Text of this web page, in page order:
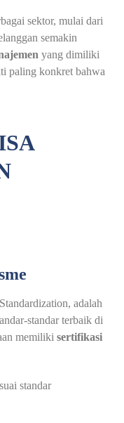
sektor, mulai dari
semakin
yang dimiliki
paling konkret bahwa
adalah
standar terbaik di
memiliki sertifikasi
standar